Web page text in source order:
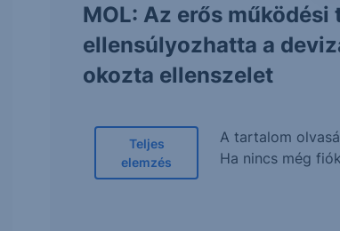
MOL: Az erős
ellensúlyozhatta a
okozta ellenszelet
Teljes
elemzés
A tartalom
Ha nincs még